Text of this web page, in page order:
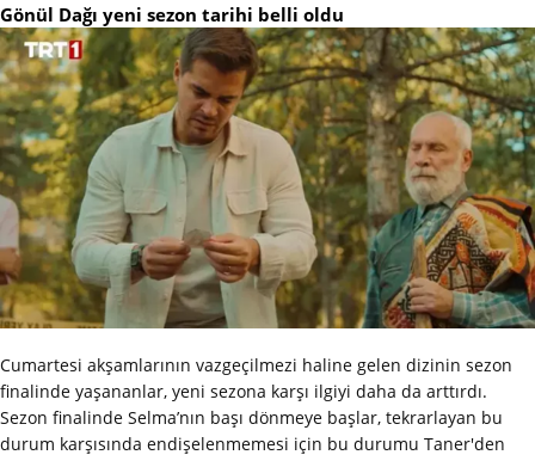
Gönül Dağı yeni sezon tarihi belli oldu
Cumartesi akşamlarının vazgeçilmezi haline gelen dizinin sezon
finalinde yaşananlar, yeni sezona karşı ilgiyi daha da arttırdı.
Sezon finalinde Selma’nın başı dönmeye başlar, tekrarlayan bu
durum karşısında endişelenmemesi için bu durumu Taner'den